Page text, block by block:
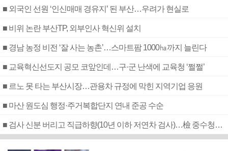
■ 외국인 선원 ‘인신매매 경유지’ 된 부산…우려가 현실로
■ 비위 논란 부산TP, 외부인사 혁신위 설치
■ 경남 농정 비전 ‘잘 사는 농촌’…스마트팜 1000㏊까지 늘린다
■ 교육혁신선도지 공모 코앞인데…구·군 난색에 교육청 ‘쩔쩔’
■ 르노 못 타는 부산시장…관용차 규정에 막힌 지역기업 응원
■ 마산 원도심 행정·주거복합단지 연내 준공 수순
■ 검사 신분 버리고 직급하향(10년 이하 저연차 검사)…檢 중수청행 기피